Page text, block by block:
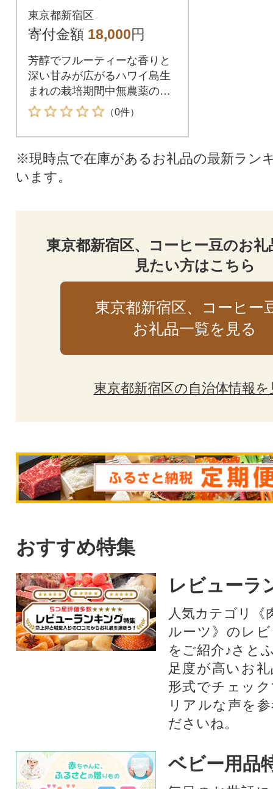
-S06
東京都新宿区
寄付金額 18,000円
芳醇でフルーティーな香りと
深い甘みが広がるハワイ島生
まれの栽培期間中無農薬のプ
レミアムコーヒーです。
（0件）
※現時点で在庫があるお礼品の最新ラン
います。
東京都新宿区、コーヒー豆のお
見たい方はこちら
東京都新宿区、コーヒー
お礼品一覧を見る
東京都新宿区の自治体情報を
おすすめ特集
レビューラ
人気カテゴリ《
ルーツ》のレ
をご紹介♪さと
足度が高いお
形式でチェッ
リアルな声を
ださいね。
ベビー用品